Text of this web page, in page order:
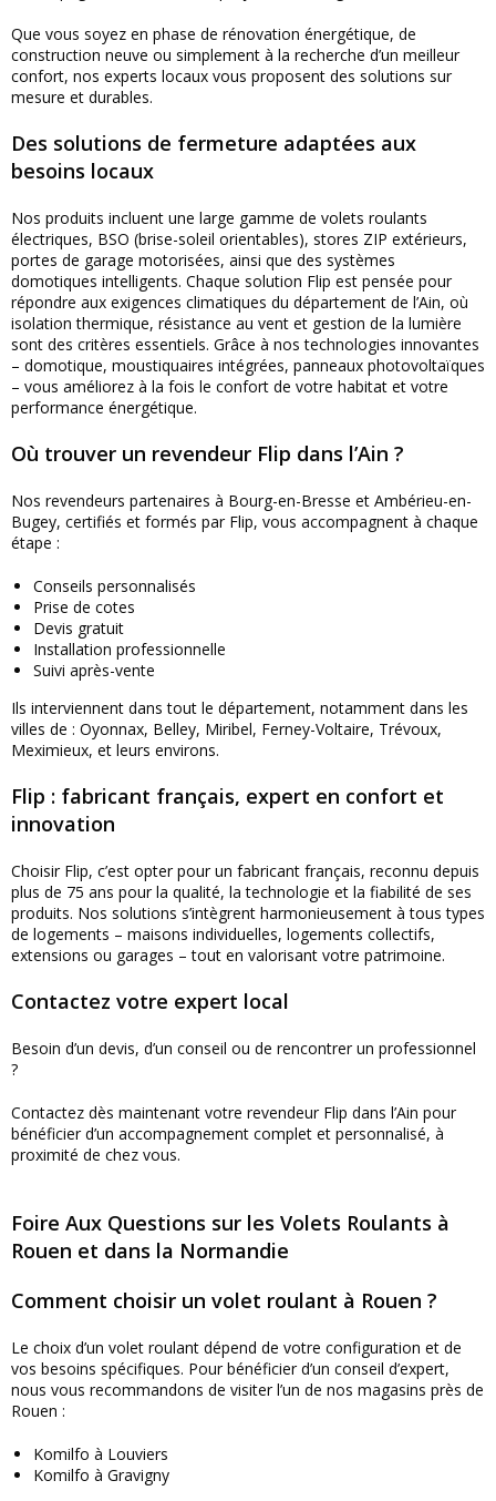
Que vous soyez en phase de rénovation énergétique, de
construction neuve ou simplement à la recherche d’un meilleur
confort, nos experts locaux vous proposent des solutions sur
mesure et durables.
Des solutions de fermeture adaptées aux
besoins locaux
Nos produits incluent une large gamme de volets roulants
électriques, BSO (brise-soleil orientables), stores ZIP extérieurs,
portes de garage motorisées, ainsi que des systèmes
domotiques intelligents. Chaque solution Flip est pensée pour
répondre aux exigences climatiques du département de l’Ain, où
isolation thermique, résistance au vent et gestion de la lumière
sont des critères essentiels. Grâce à nos technologies innovantes
– domotique, moustiquaires intégrées, panneaux photovoltaïques
– vous améliorez à la fois le confort de votre habitat et votre
performance énergétique.
Où trouver un revendeur Flip dans l’Ain ?
Nos revendeurs partenaires à Bourg-en-Bresse et Ambérieu-en-
Bugey, certifiés et formés par Flip, vous accompagnent à chaque
étape :
Conseils personnalisés
Prise de cotes
Devis gratuit
Installation professionnelle
Suivi après-vente
Ils interviennent dans tout le département, notamment dans les
villes de : Oyonnax, Belley, Miribel, Ferney-Voltaire, Trévoux,
Meximieux, et leurs environs.
Flip : fabricant français, expert en confort et
innovation
Choisir Flip, c’est opter pour un fabricant français, reconnu depuis
plus de 75 ans pour la qualité, la technologie et la fiabilité de ses
produits. Nos solutions s’intègrent harmonieusement à tous types
de logements – maisons individuelles, logements collectifs,
extensions ou garages – tout en valorisant votre patrimoine.
Contactez votre expert local
Besoin d’un devis, d’un conseil ou de rencontrer un professionnel
?
Contactez dès maintenant votre revendeur Flip dans l’Ain pour
bénéficier d’un accompagnement complet et personnalisé, à
proximité de chez vous.
Foire Aux Questions sur les Volets Roulants à
Rouen et dans la Normandie
Comment choisir un volet roulant à Rouen ?
Le choix d’un volet roulant dépend de votre configuration et de
vos besoins spécifiques. Pour bénéficier d’un conseil d’expert,
nous vous recommandons de visiter l’un de nos magasins près de
Rouen :
Komilfo à Louviers
Komilfo à Gravigny